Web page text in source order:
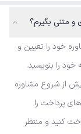
و متنی بگیرم؟
خود را تعیین و
را بنویسید.
از شروع مشاوره
پرداخت را
کنید و منتظر